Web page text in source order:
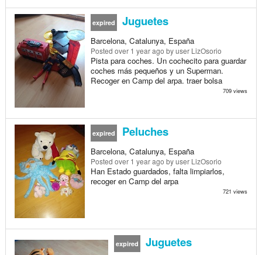
expired Juguetes
Barcelona, Catalunya, España
Posted over 1 year ago by user LizOsorio
Pista para coches. Un cochecito para guardar
coches más pequeños y un Superman.
Recoger en Camp del arpa. traer bolsa
709 views
expired Peluches
Barcelona, Catalunya, España
Posted over 1 year ago by user LizOsorio
Han Estado guardados, falta limpiarlos,
recoger en Camp del arpa
721 views
expired Juguetes